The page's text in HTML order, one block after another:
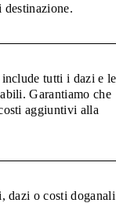
destinazione.
tutti i dazi e le
Garantiamo che
aggiuntivi alla
dazi o costi doganali